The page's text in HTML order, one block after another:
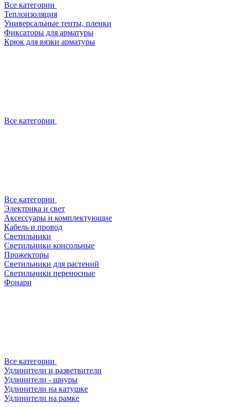
Все категории
Теплоизоляция
Универсальные тенты, пленки
Фиксаторы для арматуры
Крюк для вязки арматуры
Все категории
Все категории
Электрика и свет
Аксессуары и комплектующие
Кабель и провод
Светильники
Светильники консольные
Прожекторы
Светильники для растений
Светильники переносные
Фонари
Все категории
Удлинители и разветвители
Удлинители - шнуры
Удлинители на катушке
Удлинители на рамке